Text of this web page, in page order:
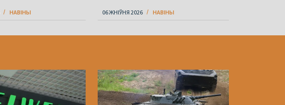
НАВІНЫ 06 ЖНІЎНЯ 2026 НАВІНЫ